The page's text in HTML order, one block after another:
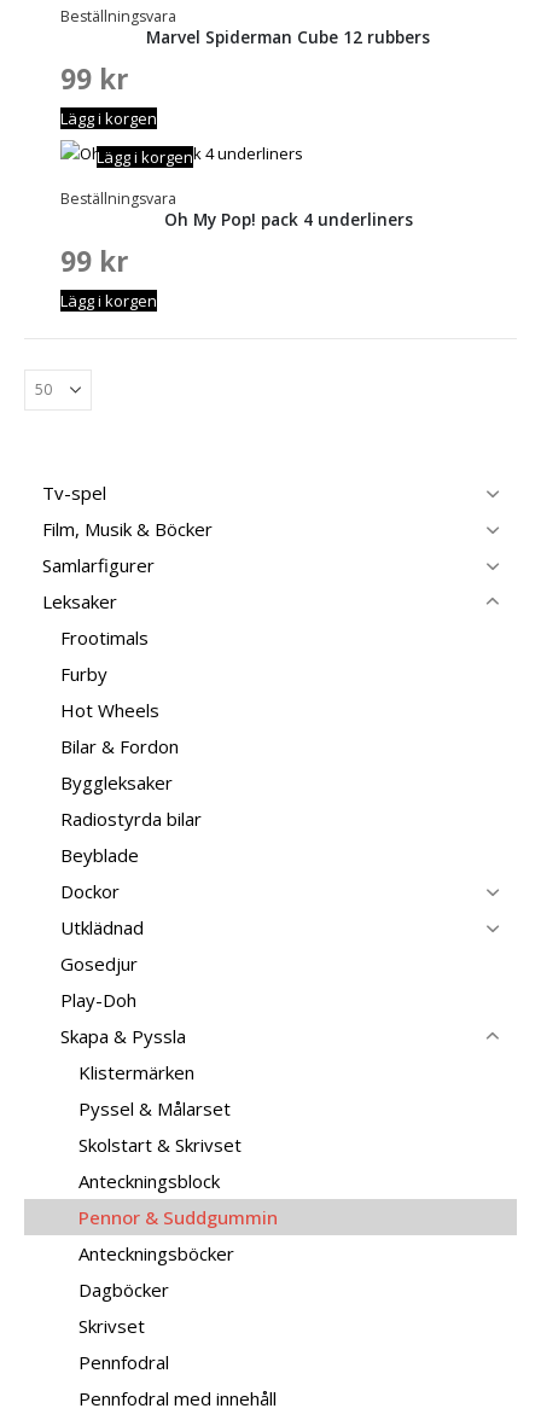
Beställningsvara
Marvel Spiderman Cube 12 rubbers
99 kr
Lägg i korgen
Beställningsvara
Lägg i korgen
Oh My Pop! pack 4 underliners
99 kr
Lägg i korgen
Tv-spel
Film, Musik & Böcker
Samlarfigurer
Leksaker
Frootimals
Furby
Hot Wheels
Bilar & Fordon
Byggleksaker
Radiostyrda bilar
Beyblade
Dockor
Utklädnad
Gosedjur
Play-Doh
Skapa & Pyssla
Klistermärken
Pyssel & Målarset
Skolstart & Skrivset
Anteckningsblock
Pennor & Suddgummin
Anteckningsböcker
Dagböcker
Skrivset
Pennfodral
Pennfodral med innehåll